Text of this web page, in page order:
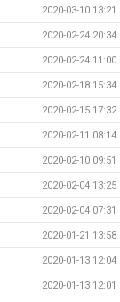
2020-03-10 13:21
2020-02-24 20:34
2020-02-24 11:00
2020-02-18 15:34
2020-02-15 17:32
2020-02-11 08:14
2020-02-10 09:51
2020-02-04 13:25
2020-02-04 07:31
2020-01-21 13:58
2020-01-13 12:04
2020-01-13 12:01